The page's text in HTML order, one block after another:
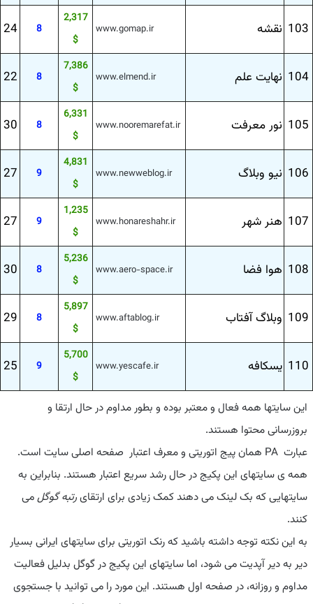
103 نقشه www.gomap.ir
2,317
$
8
24
104 نهایت علم www.elmend.ir
7,386
$
8
22
105 نور معرفت www.nooremarefat.ir
6,331
$
8
30
106 نیو وبلاگ www.newweblog.ir
4,831
$
9
27
107 هنر شهر www.honareshahr.ir
1,235
$
9
27
108 هوا فضا www.aero-space.ir
5,236
$
8
30
109 وبلاگ آفتاب www.aftablog.ir
5,897
$
8
29
110 یسكافه www.yescafe.ir
5,700
$
9
25
این سایتها همه فعال و معتبر بوده و بطور مداوم در حال ارتقا و
بروزرسانی محتوا هستند.
عبارت PA همان پیج اتوریتی و معرف اعتبار صفحه اصلی سایت است.
همه ی سایتهای این پکیج در حال رشد سریع اعتبار هستند. بنابراین به
سایتهایی که بک لینک می دهند کمک زیادی برای ارتقایرتبه گوگلمی
کنند.
به این نکته توجه داشته باشید که رنک اتوریتی برای سایتهای ایرانی بسیار
دیر به دیر آپدیت می شود، اما سایتهای این پکیج در گوگل بدلیل فعالیت
مداوم و روزانه، در صفحه اول هستند. این مورد را می توانید با جستجوی